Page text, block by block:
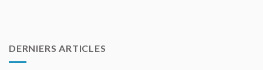
DERNIERS ARTICLES